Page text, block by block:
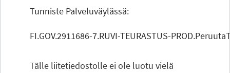
Tunniste Palveluväylässä:
FI.GOV.2911686-7.RUVI-TEURASTUS-
Tälle liitetiedostolle ei ole luotu vielä